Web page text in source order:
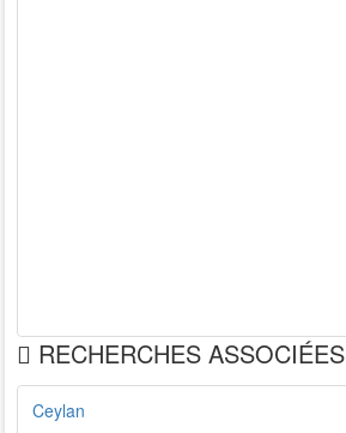
RECHERCHES ASSOCIÉES
Ceylan